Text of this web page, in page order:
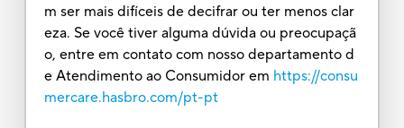
m ser mais difíceis de decifrar ou ter menos clar
eza. Se você tiver alguma dúvida ou preocupaçã
o, entre em contato com nosso departamento d
e Atendimento ao Consumidor em https://consu
mercare.hasbro.com/pt-pt